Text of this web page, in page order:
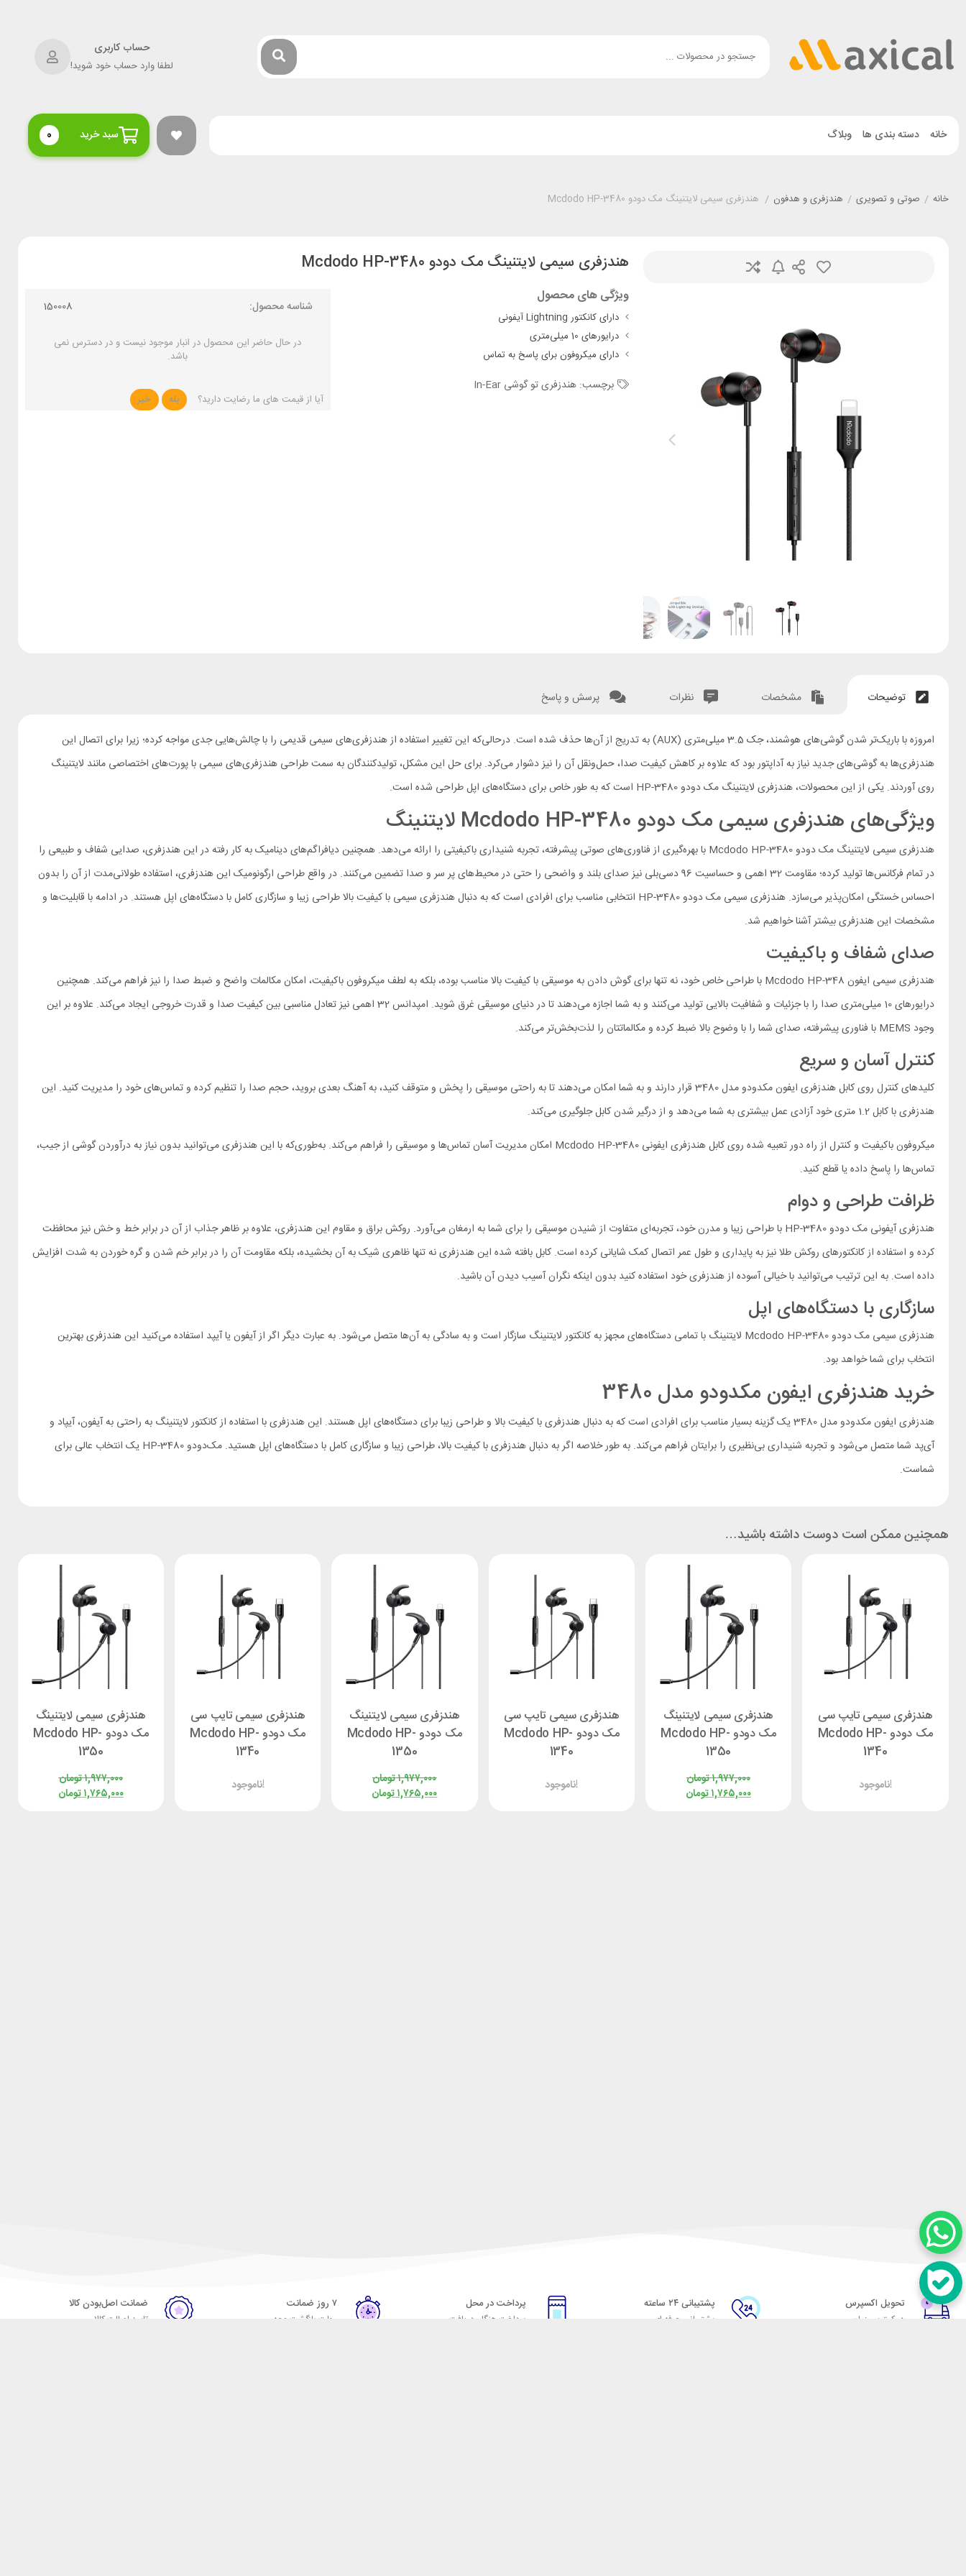
حساب کاربری
لطفا وارد حساب خود شوید!
خانه دسته بندی ها وبلاگ سبد خرید 0
خانه / صوتی و تصویری / هندزفری و هدفون / هندزفری سیمی لایتنینگ مک دودو Mcdodo HP-3480
هندزفری سیمی لایتنینگ مک دودو Mcdodo HP-3480
ویژگی های محصول
دارای کانکتور Lightning آيفونی
درایورهای 10 میلی‌متری
دارای میکروفون برای پاسخ به تماس
برچسب:هندزفری تو گوشی In-Ear
شناسه محصول: 150008
در حال حاضر این محصول در انبار موجود نیست و در دسترس نمی
باشد.
آیا از قیمت های ما رضایت دارید؟ بله خیر
توضیحات مشخصات نظرات پرسش و پاسخ
امروزه با باریک‌تر شدن گوشی‌های هوشمند، جک 3.5 میلی‌متری (AUX) به تدریج از آن‌ها حذف شده است. در‌حالی‌که این تغییر استفاده از هندزفری‌های سیمی قدیمی را با چالش‌هایی جدی مواجه کرده؛ زیرا برای اتصال این
هندزفری‌ها به گوشی‌های جدید نیاز به آداپتور بود که علاوه بر کاهش کیفیت صدا، حمل‌ونقل آن را نیز دشوار می‌کرد. برای حل این مشکل، تولیدکنندگان به سمت طراحی هندزفری‌های سیمی با پورت‌های اختصاصی مانند لایتنینگ
روی آوردند. یکی از این محصولات، هندزفری لایتنینگ مک دودو HP-3480 است که به طور خاص برای دستگاه‌های اپل طراحی شده است.
ویژگی‌های هندزفری سیمی مک دودو Mcdodo HP-3480 لایتنینگ
هندزفری سیمی لایتنینگ مک دودو Mcdodo HP-3480 با بهره‌گیری از فناوری‌های صوتی پیشرفته، تجربه شنیداری باکیفیتی را ارائه می‌دهد. همچنین دیافراگم‌های دینامیک به کار رفته در این هندزفری، صدایی شفاف و طبیعی را
در تمام فرکانس‌ها تولید کرده؛ مقاومت 32 اهمی و حساسیت 96 دسی‌بلی نیز صدای بلند و واضحی را حتی در محیط‌های پر سر و صدا تضمین می‌کنند. در واقع طراحی ارگونومیک این هندزفری، استفاده طولانی‌مدت از آن را بدون
احساس خستگی امکان‌پذیر می‌سازد. هندزفری سیمی مک دودو HP-3480 انتخابی مناسب برای افرادی است که به دنبال هندزفری سیمی با کیفیت بالا طراحی زیبا و سازگاری کامل با دستگاه‌های اپل هستند. در ادامه با قابلیت‌ها و
مشخصات این هندزفری بیشتر آشنا خواهیم شد.
صدای شفاف و باکیفیت
هندزفری سیمی ایفون Mcdodo HP-348 با طراحی خاص خود، نه تنها برای گوش دادن به موسیقی با کیفیت بالا مناسب بوده، بلکه به لطف میکروفون باکیفیت، امکان مکالمات واضح و ضبط صدا را نیز فراهم می‌کند. همچنین
درایورهای 10 میلی‌متری صدا را با جزئیات و شفافیت بالایی تولید می‌کنند و به شما اجازه می‌دهند تا در دنیای موسیقی غرق شوید. امپدانس 32 اهمی نیز تعادل مناسبی بین کیفیت صدا و قدرت خروجی ایجاد می‌کند. علاوه بر این
وجود MEMS با فناوری پیشرفته، صدای شما را با وضوح بالا ضبط کرده و مکالماتتان را لذت‌بخش‌تر می‌کند.
کنترل آسان و سریع
کلیدهای کنترل روی کابل هندزفری ایفون مکدودو مدل 3480 قرار دارند و به شما امکان می‌دهند تا به راحتی موسیقی را پخش و متوقف کنید، به آهنگ بعدی بروید، حجم صدا را تنظیم کرده و تماس‌های خود را مدیریت کنید. این
هندزفری با کابل 1.2 متری خود آزادی عمل بیشتری به شما می‌دهد و از درگیر شدن کابل جلوگیری می‌کند.
میکروفون باکیفیت و کنترل از راه دور تعبیه شده روی کابل هندزفری ایفونی Mcdodo HP-3480 امکان مدیریت آسان تماس‌ها و موسیقی را فراهم می‌کند. به‌طوری‌که با این هندزفری می‌توانید بدون نیاز به درآوردن گوشی از جیب،
تماس‌ها را پاسخ داده یا قطع کنید.
ظرافت طراحی و دوام
هندزفری آیفونی مک دودو HP-3480 با طراحی زیبا و مدرن خود، تجربه‌ای متفاوت از شنیدن موسیقی را برای شما به ارمغان می‌آورد. روکش براق و مقاوم این هندزفری، علاوه بر ظاهر جذاب از آن در برابر خط و خش نیز محافظت
کرده و استفاده از کانکتورهای روکش طلا نیز به پایداری و طول عمر اتصال کمک شایانی کرده است. کابل بافته شده این هندزفری نه تنها ظاهری شیک به آن بخشیده، بلکه مقاومت آن را در برابر خم شدن و گره خوردن به شدت افزایش
داده است. به این ترتیب می‌توانید با خیالی آسوده از هندزفری خود استفاده کنید بدون اینکه نگران آسیب دیدن آن باشید.
سازگاری با دستگاه‌های اپل
هندزفری سیمی مک دودو Mcdodo HP-3480 لایتنینگ با تمامی دستگاه‌های مجهز به کانکتور لایتنینگ سازگار است و به سادگی به آن‌ها متصل می‌شود. به عبارت دیگر اگر از آیفون یا آیپد استفاده می‌کنید این هندزفری بهترین
انتخاب برای شما خواهد بود.
خرید هندزفری ایفون مکدودو مدل 3480
هندزفری ایفون مکدودو مدل 3480 یک گزینه بسیار مناسب برای افرادی است که به دنبال هندزفری با کیفیت بالا و طراحی زیبا برای دستگاه‌های اپل هستند. این هندزفری با استفاده از کانکتور لایتنینگ به راحتی به آیفون، آیپاد و
آی‌پد شما متصل می‌شود و تجربه‌ شنیداری بی‌نظیری را برایتان فراهم می‌کند. به طور خلاصه اگر به دنبال هندزفری با کیفیت بالا، طراحی زیبا و سازگاری کامل با دستگاه‌های اپل هستید. مک‌دودو HP-3480 یک انتخاب عالی برای
شماست.
همچنین ممکن است دوست داشته باشید…
هندزفری سیمی تایپ سی
مک دودو Mcdodo HP-
1340
ناموجود!
هندزفری سیمی لایتنینگ
مک دودو Mcdodo HP-
1350
تومان۱,۹۷۷,۰۰۰
تومان۱,۷۶۵,۰۰۰
هندزفری سیمی تایپ سی
مک دودو Mcdodo HP-
1340
ناموجود!
هندزفری سیمی لایتنینگ
مک دودو Mcdodo HP-
1350
تومان۱,۹۷۷,۰۰۰
تومان۱,۷۶۵,۰۰۰
هندزفری سیمی تایپ سی
مک دودو Mcdodo HP-
1340
ناموجود!
هندزفری سیمی لایتنینگ
مک دودو Mcdodo HP-
1350
تومان۱,۹۷۷,۰۰۰
تومان۱,۷۶۵,۰۰۰
تحویل اکسپرس
در کمترین زمان
پشتیبانی ۲۴ ساعته
پشتیبانی حرفه ای
پرداخت در محل
پرداخت هنگام دریافت
۷ روز ضمانت
مهلت بازگشت وجه
ضمانت اصل‌بودن کالا
تایید اصالت کالا